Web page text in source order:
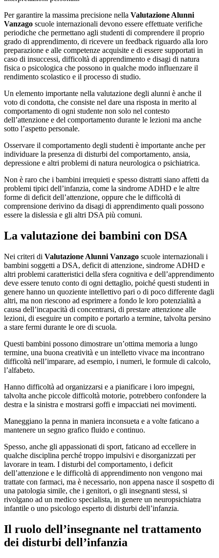
Per garantire la massima precisione nella Valutazione Alunni
Vanzago scuole internazionali devono essere effettuate verifiche
periodiche che permettano agli studenti di comprendere il proprio
grado di apprendimento, di ricevere un feedback riguardo alla loro
preparazione e alle competenze acquisite e di essere supportati in
caso di insuccessi, difficoltà di apprendimento e disagi di natura
fisica o psicologica che possono in qualche modo influenzare il
rendimento scolastico e il processo di studio.
Un elemento importante nella valutazione degli alunni è anche il
voto di condotta, che consiste nel dare una risposta in merito al
comportamento di ogni studente non solo nel contesto
dell’attenzione e del comportamento durante le lezioni ma anche
sotto l’aspetto personale.
Osservare il comportamento degli studenti è importante anche per
individuare la presenza di disturbi del comportamento, ansia,
depressione e altri problemi di natura neurologica o psichiatrica.
Non è raro che i bambini irrequieti e spesso distratti siano affetti da
problemi tipici dell’infanzia, come la sindrome ADHD e le altre
forme di deficit dell’attenzione, oppure che le difficoltà di
comprensione derivino da disagi di apprendimento quali possono
essere la dislessia e gli altri DSA più comuni.
La valutazione dei bambini con DSA
Nei criteri di Valutazione Alunni Vanzago scuole internazionali i
bambini soggetti a DSA, deficit di attenzione, sindrome ADHD e
altri problemi caratteristici della sfera cognitiva e dell’apprendimento
deve essere tenuto conto di ogni dettaglio, poiché questi studenti in
genere hanno un quoziente intellettivo pari o di poco differente dagli
altri, ma non riescono ad esprimere a fondo le loro potenzialità a
causa dell’incapacità di concentrarsi, di prestare attenzione alle
lezioni, di eseguire un compito e portarlo a termine, talvolta persino
a stare fermi durante le ore di scuola.
Questi bambini possono dimostrare un’ottima memoria a lungo
termine, una buona creatività e un intelletto vivace ma incontrano
difficoltà nell’imparare, ad esempio, i numeri, le formule di calcolo,
l’alfabeto.
Hanno difficoltà ad organizzarsi e a pianificare i loro impegni,
talvolta anche piccole difficoltà motorie, potrebbero confondere la
destra e la sinistra e mostrarsi goffi e impacciati nei movimenti.
Maneggiano la penna in maniera inconsueta e a volte faticano a
mantenere un segno grafico fluido e continuo.
Spesso, anche gli appassionati di sport, faticano ad eccellere in
qualche disciplina perché troppo impulsivi e disorganizzati per
lavorare in team. I disturbi del comportamento, i deficit
dell’attenzione e le difficoltà di apprendimento non vengono mai
trattate con farmaci, ma è necessario, non appena nasce il sospetto di
una patologia simile, che i genitori, o gli insegnanti stessi, si
rivolgano ad un medico specialista, in genere un neuropsichiatra
infantile o uno psicologo esperto di disturbi dell’infanzia.
Il ruolo dell’insegnante nel trattamento
dei disturbi dell’infanzia